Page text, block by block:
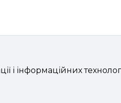
і інформаційних